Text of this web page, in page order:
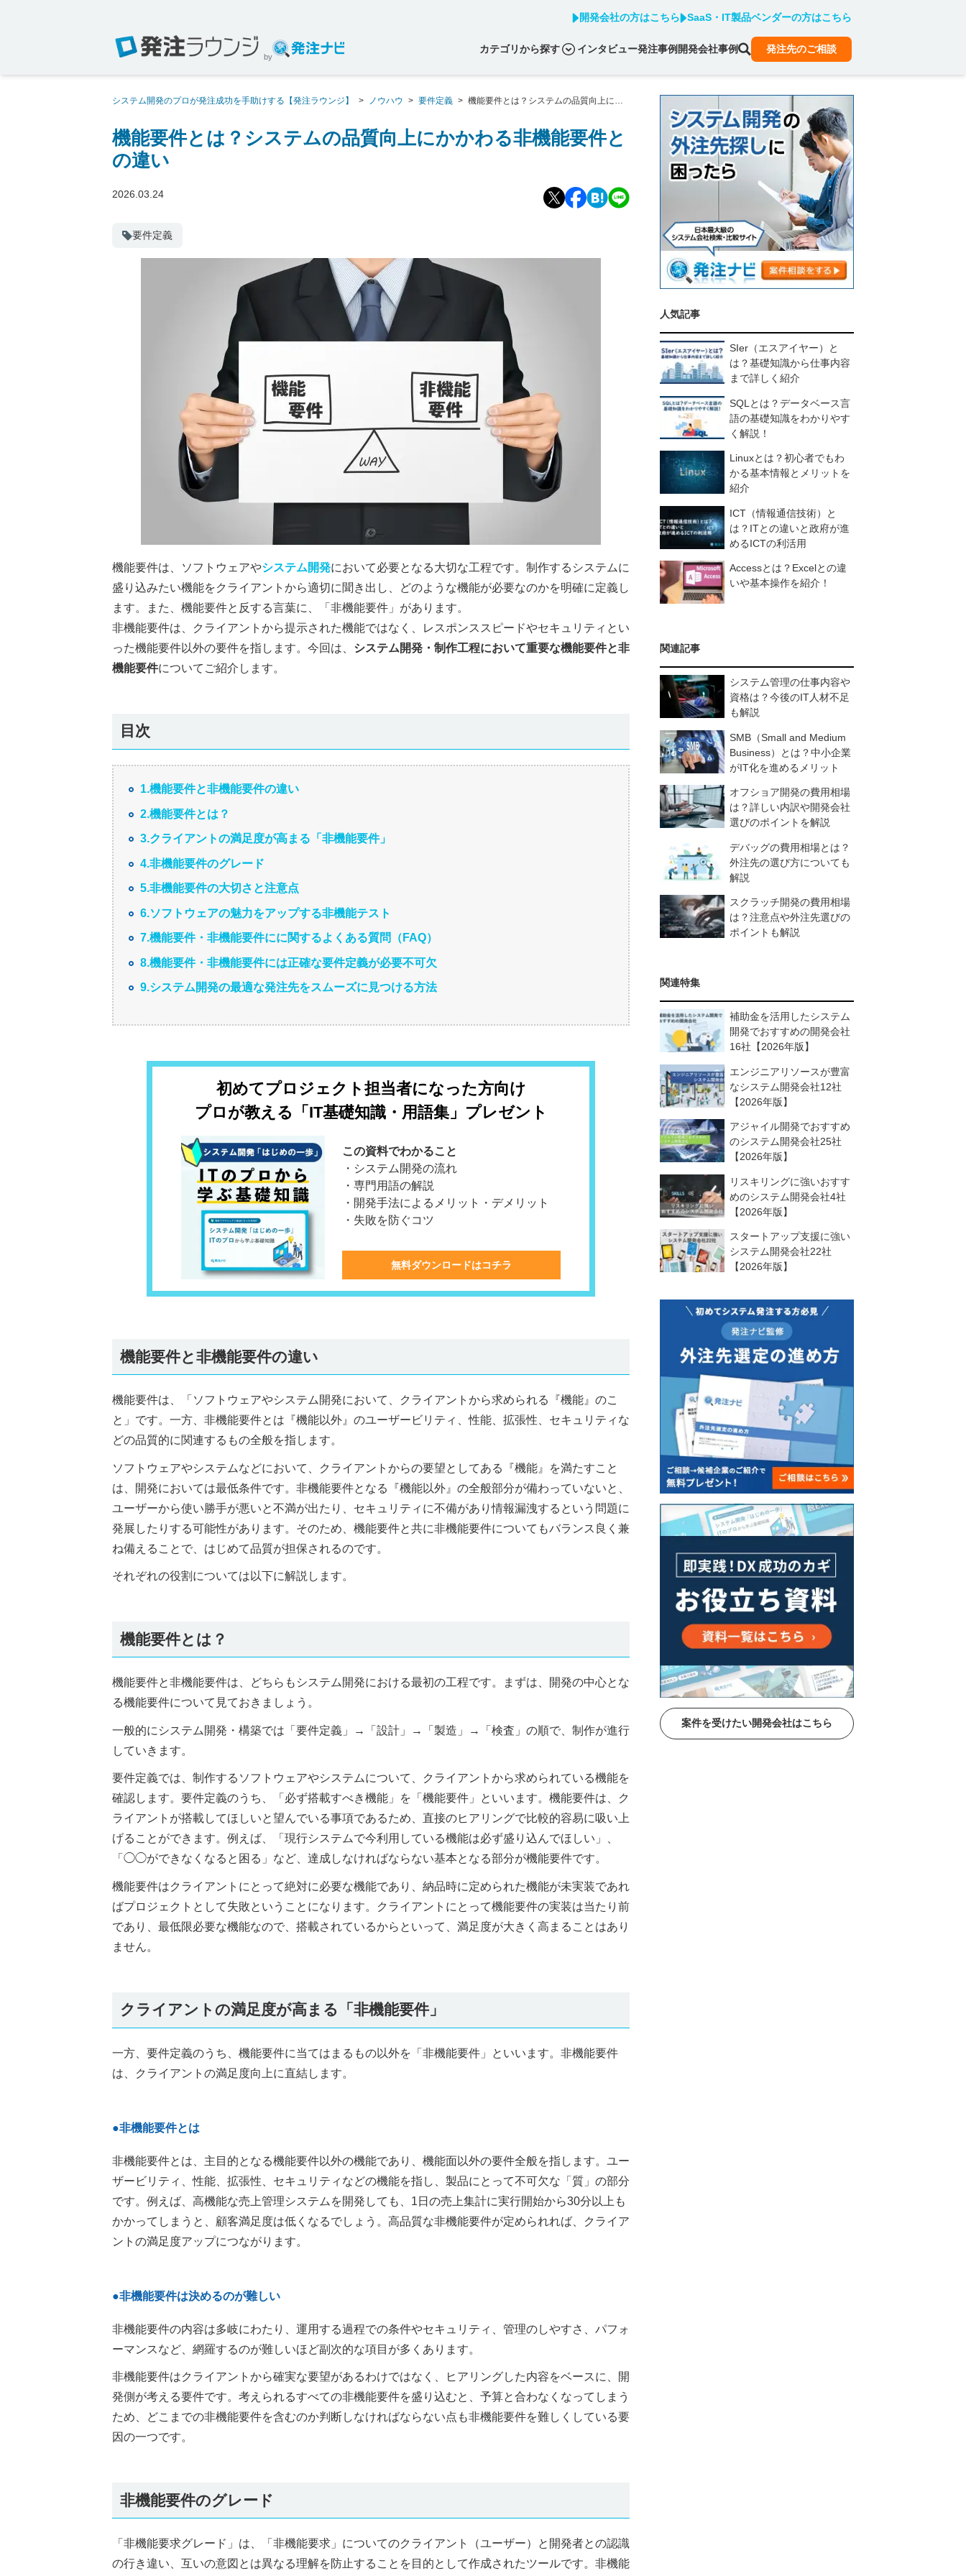
開発会社の方はこちら SaaS・IT製品ベンダーの方はこちら
by
カテゴリから探す インタビュー発注事例 開発会社事例 発注先のご相談
システム開発のプロが発注成功を手助けする【発注ラウンジ】 > ノウハウ > 要件定義 > 機能要件とは？システムの品質向上にか
機能要件とは？システムの品質向上にかかわる非機能要件と
の違い
2026.03.24
要件定義
機能要件は、ソフトウェアやシステム開発において必要となる大切な工程です。制作するシステムに
盛り込みたい機能をクライアントから適切に聞き出し、どのような機能が必要なのかを明確に定義し
ます。また、機能要件と反する言葉に、「非機能要件」があります。
非機能要件は、クライアントから提示された機能ではなく、レスポンススピードやセキュリティとい
った機能要件以外の要件を指します。今回は、 システム開発・制作工程において重要な機能要件と非
機能要件についてご紹介します。
目次
1.機能要件と非機能要件の違い
2.機能要件とは？
3.クライアントの満足度が高まる「非機能要件」
4.非機能要件のグレード
5.非機能要件の大切さと注意点
6.ソフトウェアの魅力をアップする非機能テスト
7.機能要件・非機能要件にに関するよくある質問（FAQ）
8.機能要件・非機能要件には正確な要件定義が必要不可欠
9.システム開発の最適な発注先をスムーズに見つける方法
初めてプロジェクト担当者になった方向け
プロが教える「IT基礎知識・用語集」プレゼント
この資料でわかること
・システム開発の流れ
・専門用語の解説
・開発手法によるメリット・デメリット
・失敗を防ぐコツ
無料ダウンロードはコチラ
機能要件と非機能要件の違い
機能要件は、「ソフトウェアやシステム開発において、クライアントから求められる『機能』のこ
と」です。一方、非機能要件とは『機能以外』のユーザービリティ、性能、拡張性、セキュリティな
どの品質的に関連するもの全般を指します。
ソフトウェアやシステムなどにおいて、クライアントからの要望としてある『機能』を満たすこと
は、開発においては最低条件です。非機能要件となる『機能以外』の全般部分が備わっていないと、
ユーザーから使い勝手が悪いと不満が出たり、セキュリティに不備があり情報漏洩するという問題に
発展したりする可能性があります。そのため、機能要件と共に非機能要件についてもバランス良く兼
ね備えることで、はじめて品質が担保されるのです。
それぞれの役割については以下に解説します。
機能要件とは？
機能要件と非機能要件は、どちらもシステム開発における最初の工程です。まずは、開発の中心とな
る機能要件について見ておきましょう。
一般的にシステム開発・構築では「要件定義」→「設計」→「製造」→「検査」の順で、制作が進行
していきます。
要件定義では、制作するソフトウェアやシステムについて、クライアントから求められている機能を
確認します。要件定義のうち、「必ず搭載すべき機能」を「機能要件」といいます。機能要件は、ク
ライアントが搭載してほしいと望んでいる事項であるため、直接のヒアリングで比較的容易に吸い上
げることができます。例えば、「現行システムで今利用している機能は必ず盛り込んでほしい」、
「◯◯ができなくなると困る」など、達成しなければならない基本となる部分が機能要件です。
機能要件はクライアントにとって絶対に必要な機能であり、納品時に定められた機能が未実装であれ
ばプロジェクトとして失敗ということになります。クライアントにとって機能要件の実装は当たり前
であり、最低限必要な機能なので、搭載されているからといって、満足度が大きく高まることはあり
ません。
クライアントの満足度が高まる「非機能要件」
一方、要件定義のうち、機能要件に当てはまるもの以外を「非機能要件」といいます。非機能要件
は、クライアントの満足度向上に直結します。
●非機能要件とは
非機能要件とは、主目的となる機能要件以外の機能であり、機能面以外の要件全般を指します。ユー
ザービリティ、性能、拡張性、セキュリティなどの機能を指し、製品にとって不可欠な「質」の部分
です。例えば、高機能な売上管理システムを開発しても、1日の売上集計に実行開始から30分以上も
かかってしまうと、顧客満足度は低くなるでしょう。高品質な非機能要件が定められれば、クライア
ントの満足度アップにつながります。
●非機能要件は決めるのが難しい
非機能要件の内容は多岐にわたり、運用する過程での条件やセキュリティ、管理のしやすさ、パフォ
ーマンスなど、網羅するのが難しいほど副次的な項目が多くあります。
非機能要件はクライアントから確実な要望があるわけではなく、ヒアリングした内容をベースに、開
発側が考える要件です。考えられるすべての非機能要件を盛り込むと、予算と合わなくなってしまう
ため、どこまでの非機能要件を含むのか判断しなければならない点も非機能要件を難しくしている要
因の一つです。
非機能要件のグレード
「非機能要求グレード」は、「非機能要求」についてのクライアント（ユーザー）と開発者との認識
の行き違い、互いの意図とは異なる理解を防止することを目的として作成されたツールです。非機能
人気記事
SIer（エスアイヤー）と
は？基礎知識から仕事内容
まで詳しく紹介
SQLとは？データベース言
語の基礎知識をわかりやす
く解説！
Linuxとは？初心者でもわ
かる基本情報とメリットを
紹介
ICT（情報通信技術）と
は？ITとの違いと政府が進
めるICTの利活用
Accessとは？Excelとの違
いや基本操作を紹介！
関連記事
システム管理の仕事内容や
資格は？今後のIT人材不足
も解説
SMB（Small and Medium
Business）とは？中小企業
がIT化を進めるメリット
オフショア開発の費用相場
は？詳しい内訳や開発会社
選びのポイントを解説
デバッグの費用相場とは？
外注先の選び方についても
解説
スクラッチ開発の費用相場
は？注意点や外注先選びの
ポイントも解説
関連特集
補助金を活用したシステム
開発でおすすめの開発会社
16社【2026年版】
エンジニアリソースが豊富
なシステム開発会社12社
【2026年版】
アジャイル開発でおすすめ
のシステム開発会社25社
【2026年版】
リスキリングに強いおすす
めのシステム開発会社4社
【2026年版】
スタートアップ支援に強い
システム開発会社22社
【2026年版】
案件を受けたい開発会社はこちら